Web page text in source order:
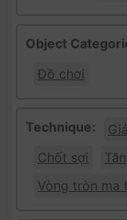
Object
Đồ chơi
Technique:
Chốt sợi
Vòng tròn ma